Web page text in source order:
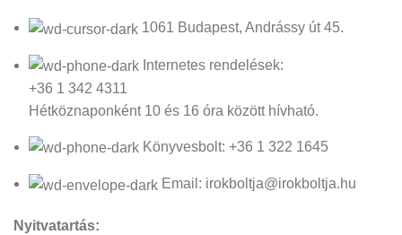
1061 Budapest, Andrássy út 45.
Internetes rendelések:
+36 1 342 4311
Hétköznaponként 10 és 16 óra között hívható.
Könyvesbolt: +36 1 322 1645
Email: irokboltja@irokboltja.hu
Nyitvatartás: